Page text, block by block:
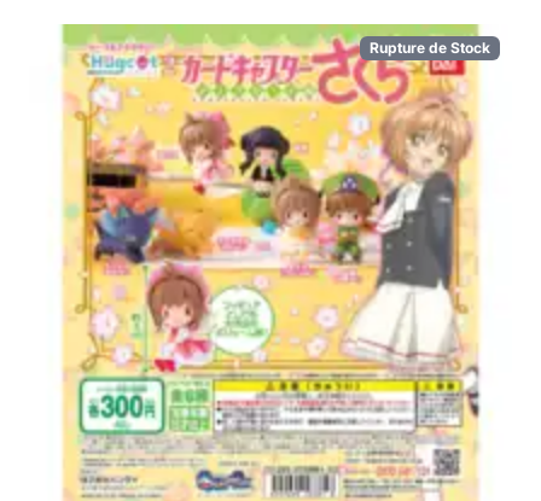
Rupture de Stock